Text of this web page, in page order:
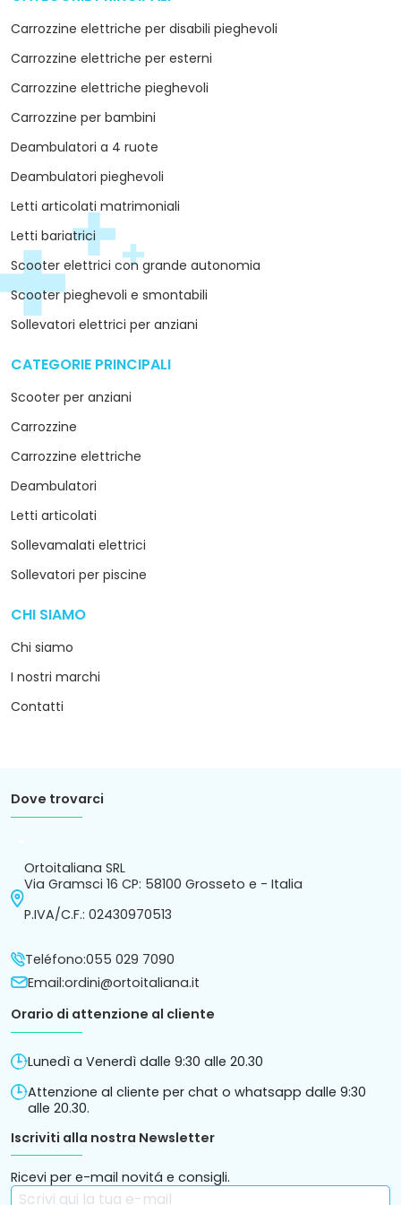
Carrozzine elettriche per disabili pieghevoli
Carrozzine elettriche per esterni
Carrozzine elettriche pieghevoli
Carrozzine per bambini
Deambulatori a 4 ruote
Deambulatori pieghevoli
Letti articolati matrimoniali
Letti bariatrici
Scooter elettrici con grande autonomia
Scooter pieghevoli e smontabili
Sollevatori elettrici per anziani
CATEGORIE PRINCIPALI
Scooter per anziani
Carrozzine
Carrozzine elettriche
Deambulatori
Letti articolati
Sollevamalati elettrici
Sollevatori per piscine
CHI SIAMO
Chi siamo
I nostri marchi
Contatti
Dove trovarci
Ortoitaliana SRL
Via Gramsci 16 CP: 58100 Grosseto e - Italia
P.IVA/C.F.: 02430970513
Teléfono:055 029 7090
Email:ordini@ortoitaliana.it
Orario di attenzione al cliente
Lunedì a Venerdì dalle 9:30 alle 20.30
Attenzione al cliente per chat o whatsapp dalle 9:30
alle 20.30.
Iscriviti alla nostra Newsletter
Ricevi per e-mail novitá e consigli.